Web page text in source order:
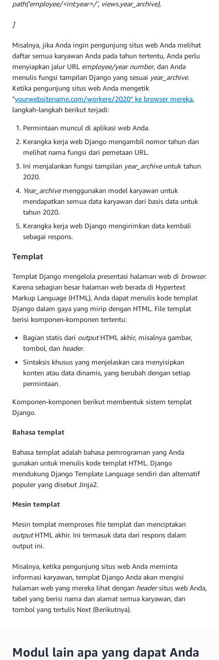
path('employee/<int:year>/', views.year_archive),
]
Misalnya, jika Anda ingin pengunjung situs web Anda melihat
daftar semua karyawan Anda pada tahun tertentu, Anda perlu
menyiapkan jalur URL employee/year number, dan Anda
menulis fungsi tampilan Django yang sesuai year_archive.
Ketika pengunjung situs web Anda mengetik
"yourwebsitename.com/workere/2020" ke browser mereka,
langkah-langkah berikut terjadi:
Permintaan muncul di aplikasi web Anda.
Kerangka kerja web Django mengambil nomor tahun dan
melihat nama fungsi dari pemetaan URL.
Ini menjalankan fungsi tampilan year_archiveuntuk tahun
2020.
Year_archivemenggunakan model karyawan untuk
mendapatkan semua data karyawan dari basis data untuk
tahun 2020.
Kerangka kerja web Django mengirimkan data kembali
sebagai respons.
Templat
Templat Django mengelola presentasi halaman web di browser.
Karena sebagian besar halaman web berada di Hypertext
Markup Language (HTML), Anda dapat menulis kode templat
Django dalam gaya yang mirip dengan HTML. File templat
berisi komponen-komponen tertentu:
Bagian statis dari outputHTML akhir, misalnya gambar,
tombol, dan header.
Sintaksis khusus yang menjelaskan cara menyisipkan
konten atau data dinamis, yang berubah dengan setiap
permintaan.
Komponen-komponen berikut membentuk sistem templat
Django.
Bahasa templat
Bahasa templat adalah bahasa pemrograman yang Anda
gunakan untuk menulis kode templat HTML. Django
mendukung Django Template Language sendiri dan alternatif
populer yang disebut Jinja2.
Mesin templat
Mesin templat memproses file templat dan menciptakan
outputHTML akhir. Ini termasuk data dari respons dalam
output ini.
Misalnya, ketika pengunjung situs web Anda meminta
informasi karyawan, templat Django Anda akan mengisi
halaman web yang mereka lihat dengan headersitus web Anda,
tabel yang berisi nama dan alamat semua karyawan, dan
tombol yang tertulis Next (Berikutnya).
Modul lain apa yang dapat Anda